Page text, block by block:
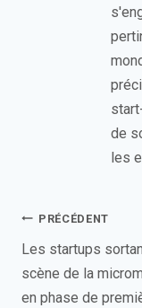
de
les
Navigation
de
l’article
PRÉCÉDENT
Les startups
scène de la
en phase de